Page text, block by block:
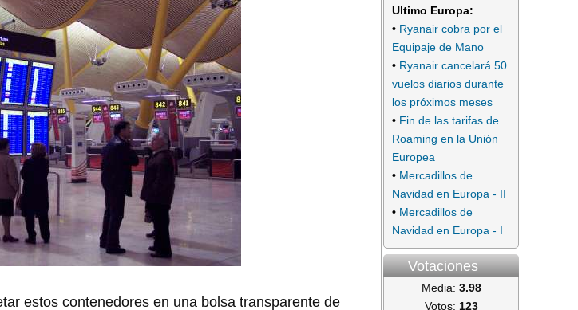
estos contenedores en una bolsa transparente de
Ultimo Europa:
• Ryanair cobra por el
Equipaje de Mano
• Ryanair cancelará 50
vuelos diarios durante
los próximos meses
• Fin de las tarifas de
Roaming en la Unión
Europea
• Mercadillos de
Navidad en Europa - II
• Mercadillos de
Navidad en Europa - I
Votaciones
Media: 3.98
Votos: 123